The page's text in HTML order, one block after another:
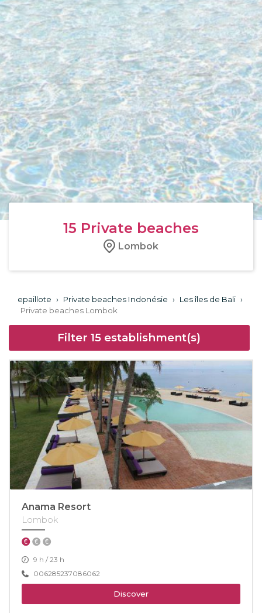
15 Private beaches
Lombok
epaillote › Private beaches Indonésie › Les îles de Bali ›
Private beaches Lombok
Filter15 establishment(s)
Anama Resort
Lombok
9 h / 23 h
006285237086062
Discover